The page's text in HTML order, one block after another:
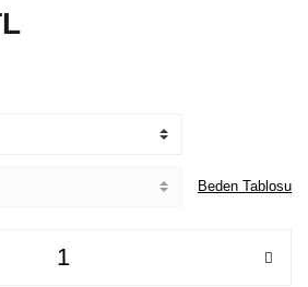
Beden Tablosu